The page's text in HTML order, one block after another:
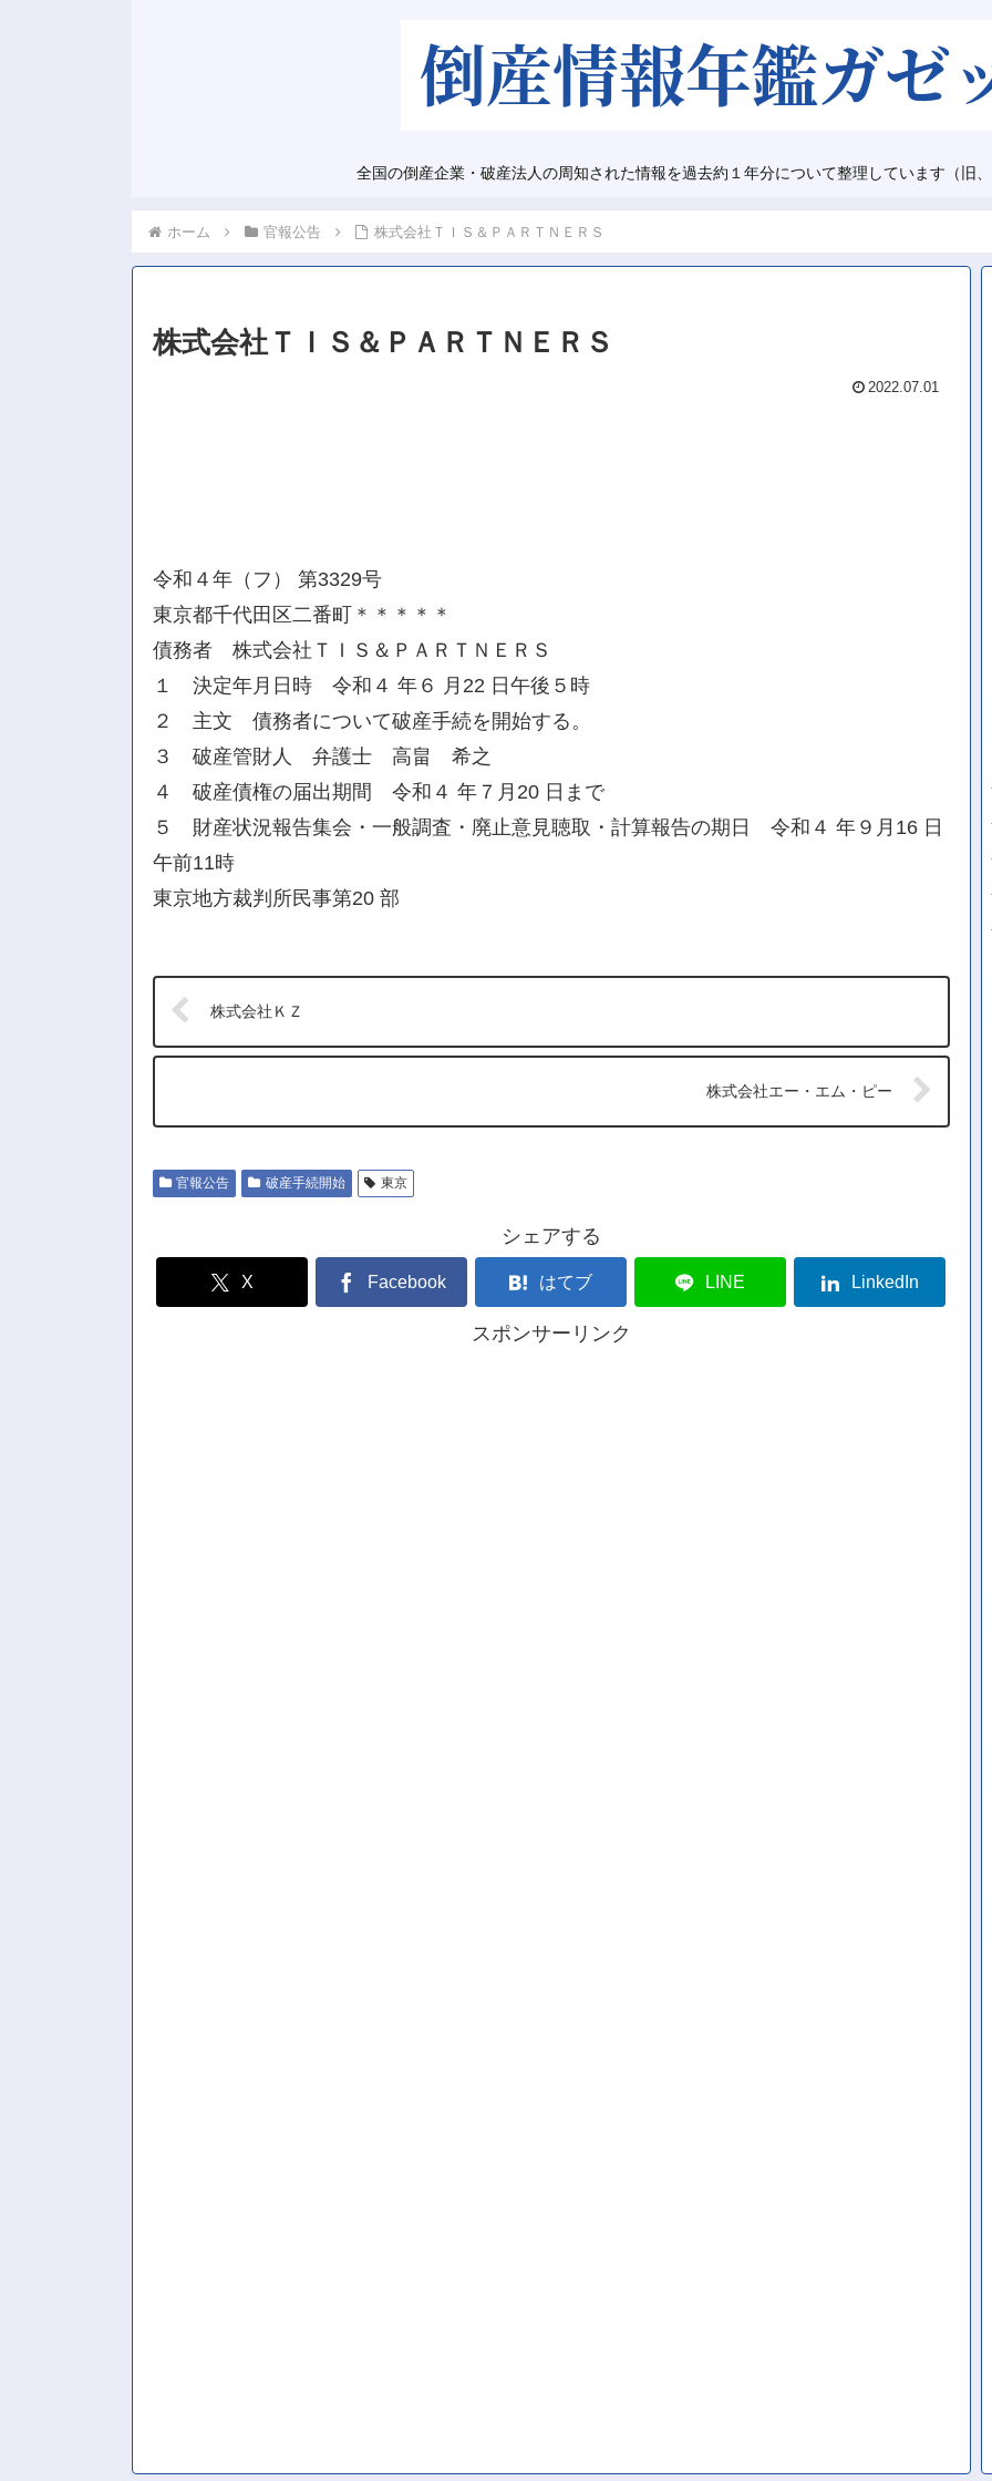
全国の倒産企業・破産法人の周知された情報を過去約１年分について整理しています（旧、
ホーム 官報公告 株式会社ＴＩＳ＆ＰＡＲＴＮＥＲＳ
株式会社ＴＩＳ＆ＰＡＲＴＮＥＲＳ
2022.07.01
令和４年（フ） 第3329号
東京都千代田区二番町＊＊＊＊＊
債務者 株式会社ＴＩＳ＆ＰＡＲＴＮＥＲＳ
１ 決定年月日時 令和４ 年６ 月22 日午後５時
２ 主文 債務者について破産手続を開始する。
３ 破産管財人 弁護士 高畠 希之
４ 破産債権の届出期間 令和４ 年７月20 日まで
５ 財産状況報告集会・一般調査・廃止意見聴取・計算報告の期日 令和４ 年９月16 日
午前11時
東京地方裁判所民事第20 部
株式会社ＫＺ
株式会社エー・エム・ピー
官報公告 破産手続開始 東京
シェアする
X Facebook はてブ LINE LinkedIn
スポンサーリンク